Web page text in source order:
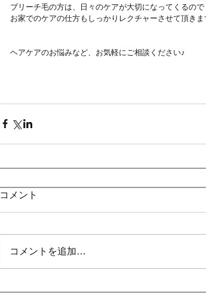
ブリーチ毛の方は、日々のケアが大切になってくるので
お家でのケアの仕方もしっかりレクチャーさせて頂きま
ヘアケアのお悩みなど、お気軽にご相談ください♪
コメント
コメントを追加…